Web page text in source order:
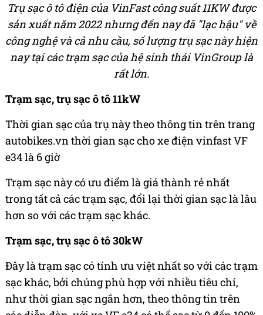
Trụ sạc ô tô điện của VinFast công suất 11KW được
sản xuất năm 2022 nhưng đến nay đã "lạc hậu" về
công nghệ và cả nhu cầu, số lượng trụ sạc này hiện
nay tại các trạm sạc của hệ sinh thái VinGroup là
rất lớn.
Trạm sạc, trụ sạc ô tô 11kW
Thời gian sạc của trụ này theo thông tin trên trang
autobikes.vn thời gian sạc cho xe điện vinfast VF
e34 là 6 giờ
Trạm sạc này có ưu điểm là giá thành rẻ nhất
trong tất cả các trạm sạc, đổi lại thời gian sạc là lâu
hơn so với các trạm sạc khác.
Trạm sạc, trụ sạc ô tô 30kW
Đây là trạm sạc có tính ưu việt nhất so với các trạm
sạc khác, bởi chúng phù hợp với nhiều tiêu chí,
như thời gian sạc ngắn hơn, theo thông tin trên